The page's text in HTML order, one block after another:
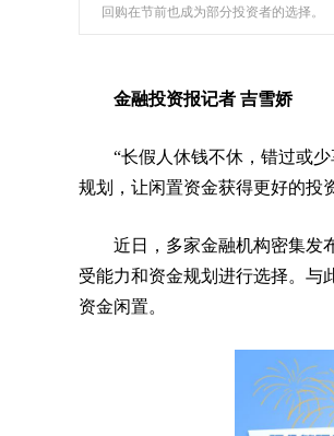
回购在节前也成为部分投资者的选择。
金融投资报记者 吉雪娇
“长假人休钱不休，错过或
规划，让闲置资金获得更好的投
近日，多家金融机构密集发
受能力和资金规划进行选择。与
资金闲置。